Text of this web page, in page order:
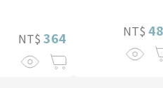
NT$ 364 NT$